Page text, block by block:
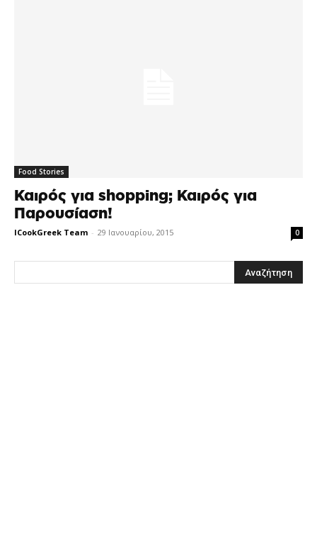
Food Stories
Καιρός για shopping; Καιρός για
Παρουσίαση!
ICookGreek Team - 29 Ιανουαρίου, 2015 0